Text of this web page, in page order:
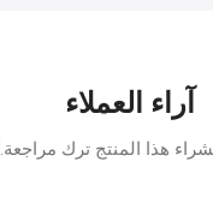
آراء العملاء
هذا المنتج ترك مراجعة.